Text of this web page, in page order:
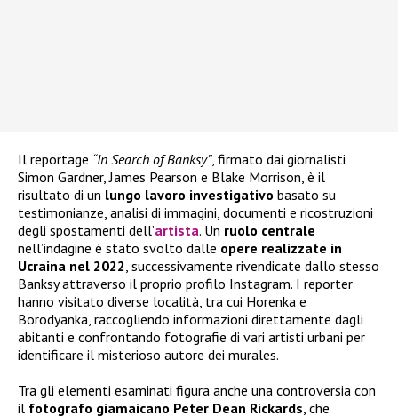
Il reportage “In Search of Banksy”, firmato dai giornalisti
Simon Gardner, James Pearson e Blake Morrison, è il
risultato di un lungo lavoro investigativo basato su
testimonianze, analisi di immagini, documenti e ricostruzioni
degli spostamenti dell’artista. Un ruolo centrale
nell’indagine è stato svolto dalle opere realizzate in
Ucraina nel 2022, successivamente rivendicate dallo stesso
Banksy attraverso il proprio profilo Instagram. I reporter
hanno visitato diverse località, tra cui Horenka e
Borodyanka, raccogliendo informazioni direttamente dagli
abitanti e confrontando fotografie di vari artisti urbani per
identificare il misterioso autore dei murales.
Tra gli elementi esaminati figura anche una controversia con
il fotografo giamaicano Peter Dean Rickards, che